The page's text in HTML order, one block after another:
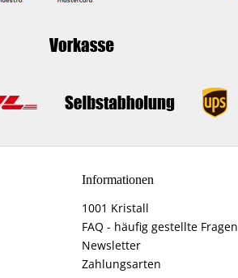
Informationen
1001 Kristall
FAQ - häufig gestellte Fragen
Newsletter
Zahlungsarten